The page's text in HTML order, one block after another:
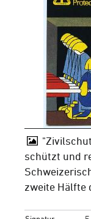
schützt und
zweite Hälfte